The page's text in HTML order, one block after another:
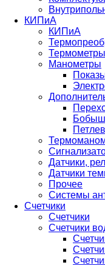
КИПиА
КИПиА
Термометры
Манометры
Датчики,
Датчики
Прочее
Системы
Счетчики
Счетчики
Счетчики